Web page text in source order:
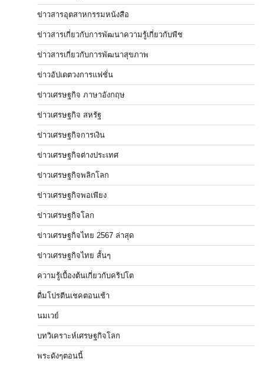
ข่าวสารอุตสาหกรรมหนังสือ
ข่าวสารเกี่ยวกับการพัฒนาความรู้เกี่ยวกับพืช
ข่าวสารเกี่ยวกับการพัฒนาสุขภาพ
ข่าวอัปเดตวงการแฟชั่น
ข่าวเศรษฐกิจ ภาษาอังกฤษ
ข่าวเศรษฐกิจ สหรัฐ
ข่าวเศรษฐกิจการเงิน
ข่าวเศรษฐกิจต่างประเทศ
ข่าวเศรษฐกิจพลิกโลก
ข่าวเศรษฐกิจพอเพียง
ข่าวเศรษฐกิจโลก
ข่าวเศรษฐกิจไทย 2567 ล่าสุด
ข่าวเศรษฐกิจไทย สั้นๆ
ความรู้เบื้องต้นเกี่ยวกับคริปโต
ดื่มโปรตีนเชคตอนเช้า
นมเวย์
บทวิเคราะห์เศรษฐกิจโลก
พระดังๆตอนนี้